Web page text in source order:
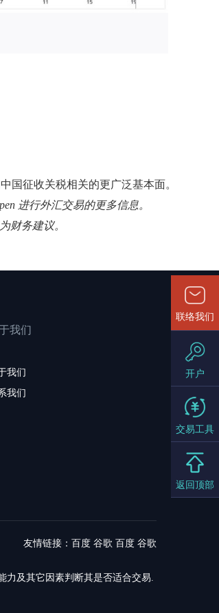
国征收关税相关的更广泛基本面。
进行外汇交易的更多信息。
财务建议。
我们
我们
我们
友情链接：百度 谷歌 百度 谷歌
及其它因素判断其是否适合交易.
联络我们
开户
交易工具
返回顶部